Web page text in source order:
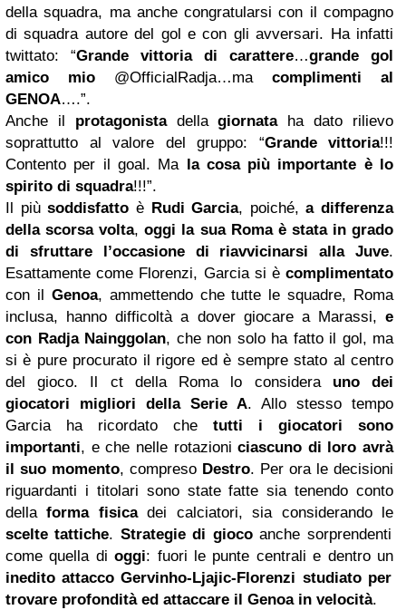
della squadra, ma anche congratularsi con il compagno
di squadra autore del gol e con gli avversari. Ha infatti
twittato: “Grande vittoria di carattere…grande gol
amico mio
@OfficialRadja…ma complimenti al
GENOA….”.
Anche il protagonistadellagiornataha dato rilievo
soprattutto al valore del gruppo: “Grande vittoria!!!
Contento per il goal. Ma la cosa più importante è lo
spirito di squadra!!!”.
Il piùsoddisfatto è Rudi Garcia, poiché, a differenza
della scorsa volta,oggi la sua Romaè stata in grado
di sfruttare l’occasione di riavvicinarsi alla Juve.
Esattamente come Florenzi, Garcia si è complimentato
con il Genoa, ammettendo che tutte le squadre, Roma
inclusa, hanno difficoltà a dover giocare a Marassi, e
con Radja Nainggolan, che non solo ha fatto il gol, ma
si è pure procurato il rigore ed è sempre stato al centro
del gioco. Il ct della Roma lo considera uno dei
giocatori migliori della Serie A. Allo stesso tempo
Garcia ha ricordato che tutti i giocatori sono
importanti, e che nelle rotazioniciascuno di loro avrà
il suo momento, compreso Destro. Per ora le decisioni
riguardanti i titolari sono state fatte sia tenendo conto
dellaforma fisicadei calciatori, sia considerando le
scelte tattiche. Strategie di giocoanche sorprendenti
come quella dioggi: fuori le punte centrali e dentro un
inedito attacco Gervinho-Ljajic-Florenzi studiato per
trovare profondità ed attaccare il Genoa in velocità.